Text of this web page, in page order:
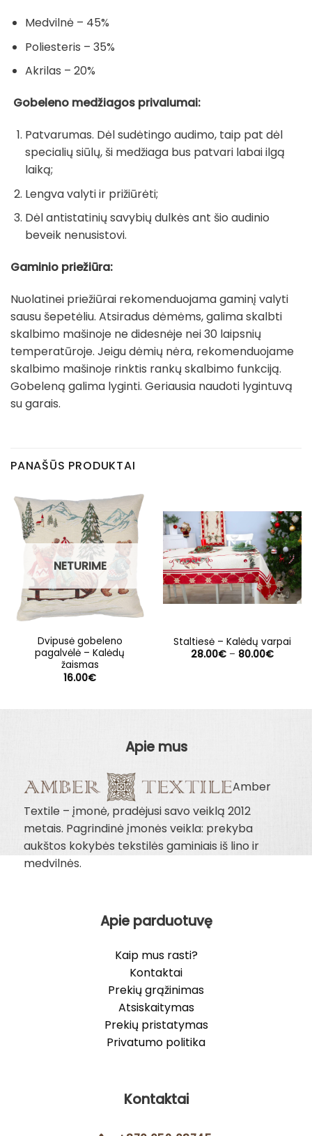
Medvilnė – 45%
Poliesteris – 35%
Akrilas – 20%
Gobeleno medžiagos privalumai:
Patvarumas. Dėl sudėtingo audimo, taip pat dėl
specialių siūlų, ši medžiaga bus patvari labai ilgą
laiką;
Lengva valyti ir prižiūrėti;
Dėl antistatinių savybių dulkės ant šio audinio
beveik nenusistovi.
Gaminio priežiūra:
Nuolatinei priežiūrai rekomenduojama gaminį valyti
sausu šepetėliu. Atsiradus dėmėms, galima skalbti
skalbimo mašinoje ne didesnėje nei 30 laipsnių
temperatūroje. Jeigu dėmių nėra, rekomenduojame
skalbimo mašinoje rinktis rankų skalbimo funkciją.
Gobeleną galima lyginti. Geriausia naudoti lygintuvą
su garais.
PANAŠŪS PRODUKTAI
NETURIME
Dvipusė gobeleno
pagalvėlė – Kalėdų
žaismas
16.00€
Staltiesė – Kalėdų varpai
28.00€ – 80.00€Price
Apie mus
Amber
Textile – įmonė, pradėjusi savo veiklą 2012
metais. Pagrindinė įmonės veikla: prekyba
aukštos kokybės tekstilės gaminiais iš lino ir
medvilnės.
Apie parduotuvę
Kaip mus rasti?
Kontaktai
Prekių grąžinimas
Atsiskaitymas
Prekių pristatymas
Privatumo politika
Kontaktai